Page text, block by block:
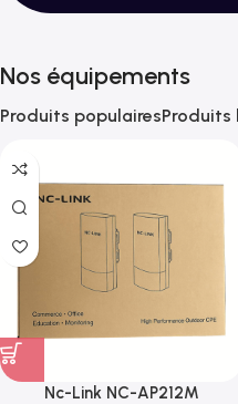
Nos équipements
Produits populairesProduits
Nc-Link NC-AP212M